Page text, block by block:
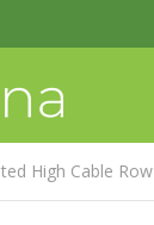
High Cable Row